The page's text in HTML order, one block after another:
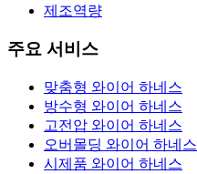
제조역량
주요 서비스
맞춤형 와이어 하네스
방수형 와이어 하네스
고전압 와이어 하네스
오버몰딩 와이어 하네스
시제품 와이어 하네스